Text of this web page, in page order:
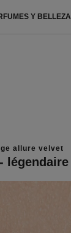
Y BELLEZA
allure velvet
légendaire